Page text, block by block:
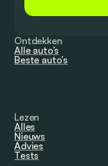
Ontdekken
Alle auto’s
Beste auto’s
Lezen
Alles
Nieuws
Advies
Tests